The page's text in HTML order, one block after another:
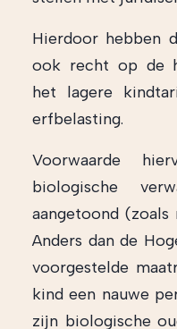
Hierdoor hebben
ook recht op de
het lagere
erfbelasting.
Voorwaarde
biologische
aangetoond
Anders dan de
voorgestelde
kind een nauwe
zijn biologische